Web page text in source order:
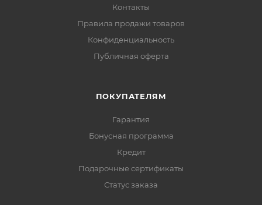
Контакты
Правила продажи товаров
Конфиденциальность
Публичная оферта
ПОКУПАТЕЛЯМ
Гарантия
Бонусная программа
Кредит
Подарочные сертификаты
Статус заказа